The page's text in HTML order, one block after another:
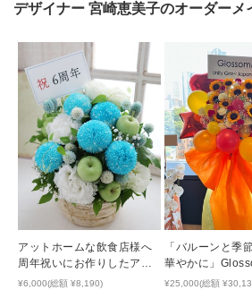
デザイナー 宮崎恵美子のオーダーメ
アットホームな飲食店様へ
周年祝いにお作りしたアレ
ンジメント
¥6,000(総額 ¥8,190)
「バルーンと季
華やかに」
転祝い・スタンド
¥25,000(総額